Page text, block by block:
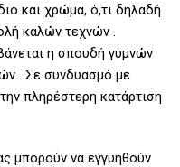
και χρώμα, ό,τι δηλαδή
καλών τεχνών .
η σπουδή γυμνών
. Σε συνδυασμό με
πληρέστερη κατάρτιση
μπορούν να εγγυηθούν